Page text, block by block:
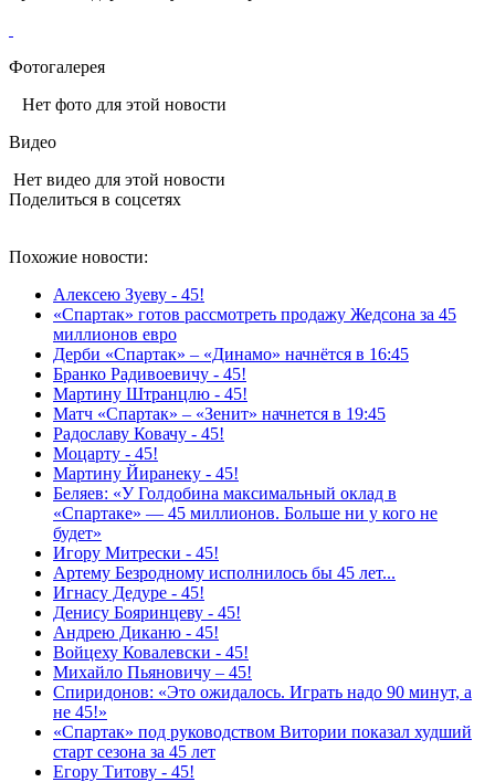
Фотогалерея
Нет фото для этой новости
Видео
Нет видео для этой новости
Поделиться в соцсетях
Похожие новости:
Алексею Зуеву - 45!
«Спартак» готов рассмотреть продажу Жедсона за 45
миллионов евро
Дерби «Спартак» – «Динамо» начнётся в 16:45
Бранко Радивоевичу - 45!
Мартину Штранцлю - 45!
Матч «Спартак» – «Зенит» начнется в 19:45
Радославу Ковачу - 45!
Моцарту - 45!
Мартину Йиранеку - 45!
Беляев: «У Голдобина максимальный оклад в
«Спартаке» — 45 миллионов. Больше ни у кого не
будет»
Игору Митрески - 45!
Артему Безродному исполнилось бы 45 лет...
Игнасу Дедуре - 45!
Денису Бояринцеву - 45!
Андрею Диканю - 45!
Войцеху Ковалевски - 45!
Михайло Пьяновичу – 45!
Спиридонов: «Это ожидалось. Играть надо 90 минут, а
не 45!»
«Спартак» под руководством Витории показал худший
старт сезона за 45 лет
Егору Титову - 45!